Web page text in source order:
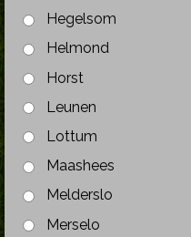
Hegelsom
Helmond
Horst
Leunen
Lottum
Maashees
Melderslo
Merselo